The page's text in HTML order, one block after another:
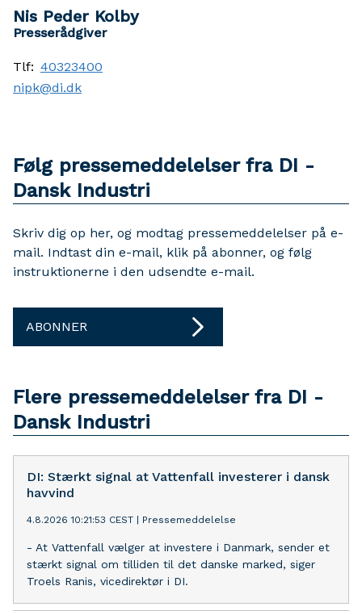
Nis Peder Kolby
Presserådgiver
Tlf: 40323400
nipk@di.dk
Følg pressemeddelelser fra DI -
Dansk Industri
Skriv dig op her, og modtag pressemeddelelser på e-
mail. Indtast din e-mail, klik på abonner, og følg
instruktionerne i den udsendte e-mail.
ABONNER
Flere pressemeddelelser fra DI -
Dansk Industri
DI: Stærkt signal at Vattenfall investerer i dansk
havvind
4.8.2026 10:21:53 CEST Pressemeddelelse
- At Vattenfall vælger at investere i Danmark, sender et
stærkt signal om tilliden til det danske marked, siger
Troels Ranis, vicedirektør i DI.